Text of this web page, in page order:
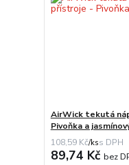
AirWick tekutá
Pivoňka a
108,59 Kč/ks
89,74 Kč bez